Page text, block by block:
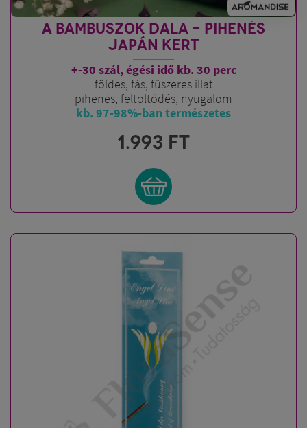
A BAMBUSZOK DALA - PIHENÉS
JAPÁN KERT
+-30 szál, égési idő kb. 30 perc
földes, fás, fűszeres illat
pihenés, feltöltődés, nyugalom
kb. 97-98%-ban természetes
1.993 FT